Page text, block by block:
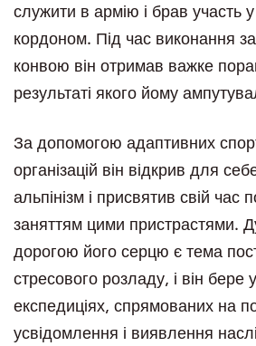
служити в армію і брав участь
кордоном. Під час виконання
конвою він отримав важке
результаті якого йому
За допомогою адаптивних
організацій він відкрив для
альпінізм і присвятив свій час
заняттям цими пристрастями.
дорогою його серцю є тема
стресового розладу, і він бере
експедиціях, спрямованих на
усвідомлення і виявлення